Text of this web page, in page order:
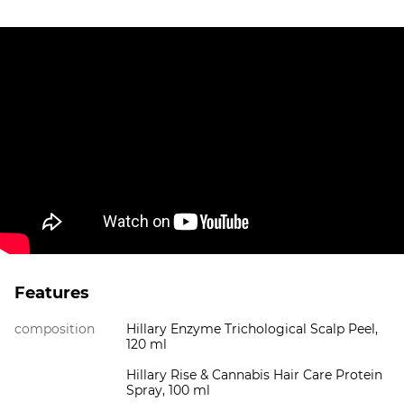
Features
composition
Hillary Enzyme Trichological Scalp Peel,
120 ml
Hillary Rise & Cannabis Hair Care Protein
Spray, 100 ml